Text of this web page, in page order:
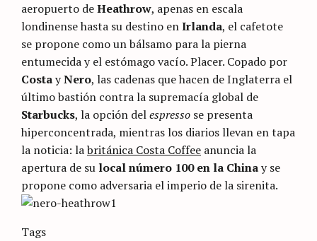
aeropuerto deHeathrow, apenas en escala
londinense hasta su destino enIrlanda, el cafetote
se propone como un bálsamo para la pierna
entumecida y el estómago vacío. Placer. Copado por
CostayNero, las cadenas que hacen de Inglaterra el
último bastión contra la supremacía global de
Starbucks, la opción delespresso se presenta
hiperconcentrada, mientras los diarios llevan en tapa
la noticia: labritánica Costa Coffee anuncia la
apertura de su local número 100 en la Chinay se
propone como adversaria el imperio de la sirenita.
Categories
Tags